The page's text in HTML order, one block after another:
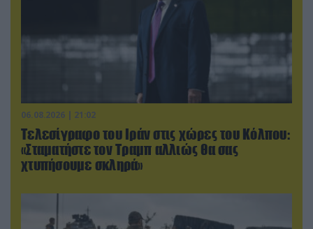
06.08.2026 | 21:02
Τελεσίγραφο του Ιράν στις χώρες του Κόλπου:
«Σταματήστε τον Τραμπ αλλιώς θα σας
χτυπήσουμε σκληρά»